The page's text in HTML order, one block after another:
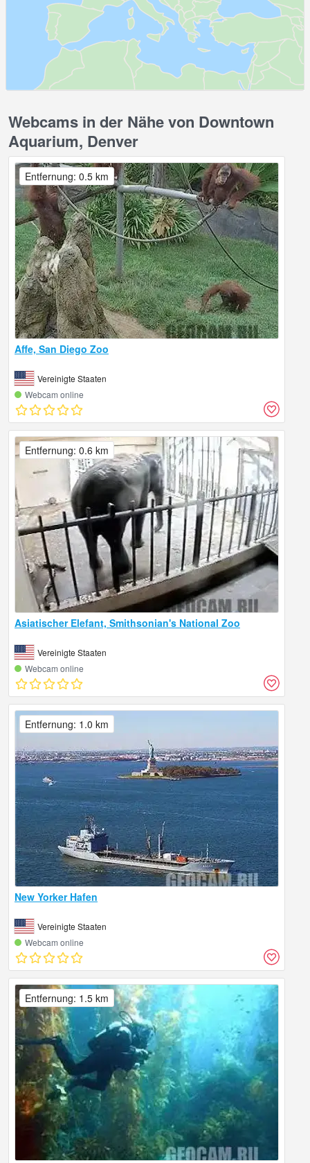
Webcams in der Nähe von Downtown
Aquarium, Denver
Affe, San Diego Zoo
Vereinigte Staaten
Webcam online
Entfernung: 0.5 km
Asiatischer Elefant, Smithsonian's National Zoo
Vereinigte Staaten
Webcam online
Entfernung: 0.6 km
New Yorker Hafen
Vereinigte Staaten
Webcam online
Entfernung: 1.0 km
Entfernung: 1.5 km